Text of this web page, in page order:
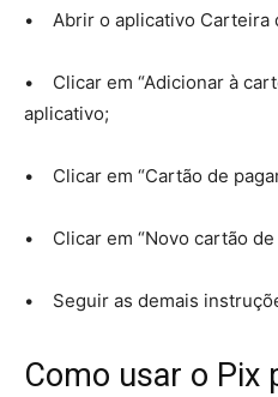
• Abrir o aplicativo Carteira
• Clicar em “Adicionar à
aplicativo;
• Clicar em “Cartão de
• Clicar em “Novo cartão
• Seguir as demais
Como usar o Pix